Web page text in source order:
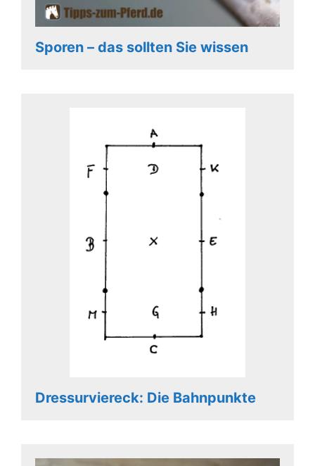
Sporen – das sollten Sie wissen
Dressurviereck: Die Bahnpunkte